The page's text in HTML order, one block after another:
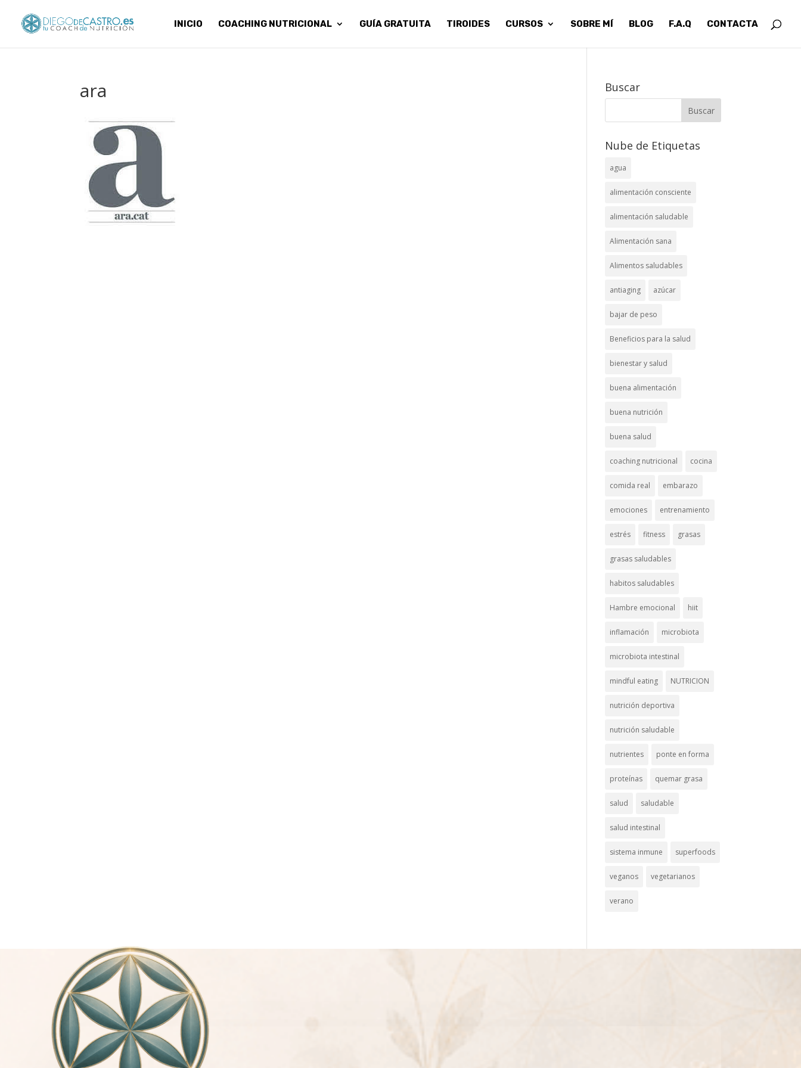
INICIO COACHING NUTRICIONAL GUÍA GRATUITA TIROIDES CURSOS SOBRE MÍ BLOG F.A.Q CONTACTA
ara Buscar
Nube de Etiquetas
agua
alimentación consciente
alimentación saludable
Alimentación sana
Alimentos saludables
antiaging azúcar
bajar de peso
Beneficios para la salud
bienestar y salud
buena alimentación
buena nutrición
buena salud
coaching nutricional cocina
comida real embarazo
emociones entrenamiento
estrés fitness grasas
grasas saludables
habitos saludables
Hambre emocional hiit
inflamación microbiota
microbiota intestinal
mindful eating NUTRICION
nutrición deportiva
nutrición saludable
nutrientes ponte en forma
proteínas quemar grasa
salud saludable
salud intestinal
sistema inmune superfoods
veganos vegetarianos
verano